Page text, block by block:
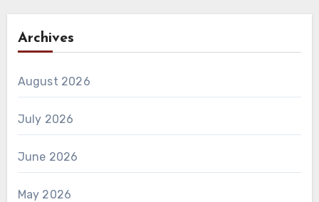
Archives
August 2026
July 2026
June 2026
May 2026